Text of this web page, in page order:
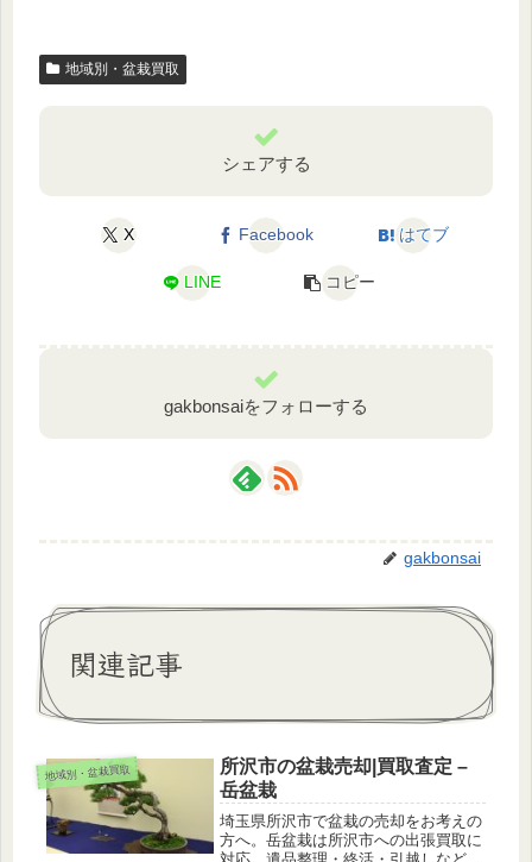
地域別・盆栽買取
シェアする
X Facebook はてブ
LINE コピー
gakbonsaiをフォローする
gakbonsai
関連記事
地域別・盆栽買取
所沢市の盆栽売却|買取査定 –
岳盆栽
埼玉県所沢市で盆栽の売却をお考えの
方へ。岳盆栽は所沢市への出張買取に